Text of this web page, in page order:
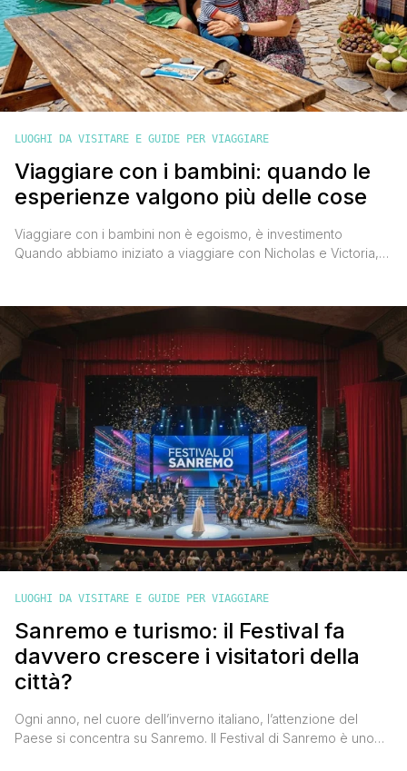
LUOGHI DA VISITARE E GUIDE PER VIAGGIARE
Viaggiare con i bambini: quando le
esperienze valgono più delle cose
Viaggiare con i bambini non è egoismo, è investimento
Quando abbiamo iniziato a viaggiare con Nicholas e Victoria,
loro?”. Li abbiamo sin da subito portati in viaggio con noi, dal
loro primo mese di vita. Nicholas aveva [']
LUOGHI DA VISITARE E GUIDE PER VIAGGIARE
Sanremo e turismo: il Festival fa
davvero crescere i visitatori della
città?
Ogni anno, nel cuore dell’inverno italiano, l’attenzione del
Paese si concentra su Sanremo. Il Festival di Sanremo è uno